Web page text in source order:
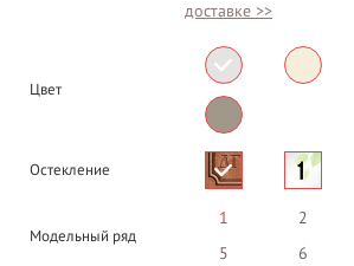
доставке >>
Цвет
Остекление
Модельный ряд
1 2
5
6